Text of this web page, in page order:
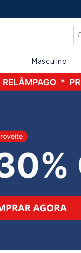
Masculino